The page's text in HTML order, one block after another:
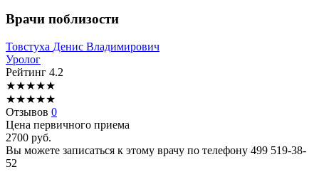
Врачи поблизости
Товстуха Денис Владимирович
Уролог
Рейтинг 4.2
★★★★★
★★★★★
Отзывов 0
Цена первичного приема
2700 руб.
Вы можете записаться к этому врачу по телефону 499 519-38-
52